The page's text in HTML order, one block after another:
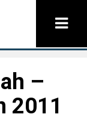
–
2011